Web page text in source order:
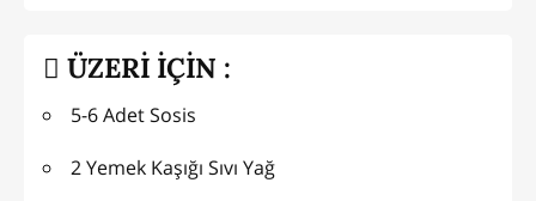
ÜZERİ İÇİN :
5-6 Adet Sosis
2 Yemek Kaşığı Sıvı Yağ